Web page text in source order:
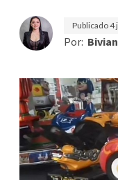
Publicado4
Por: